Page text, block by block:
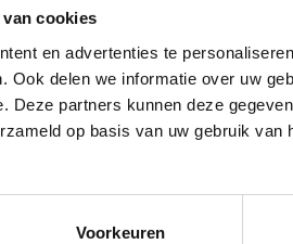
cookies
en advertenties te
Ook delen we informatie over uw
Deze partners kunnen deze
op basis van uw gebruik
Voorkeuren
dat voor
BTW